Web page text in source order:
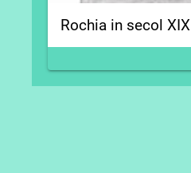
Rochia in secol XIX